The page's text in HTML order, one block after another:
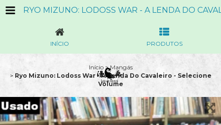
INÍCIO PRODUTOS
Início > Mangás
> Ryo Mizuno: Lodoss War - A Lenda Do Cavaleiro - Selecione
Volume